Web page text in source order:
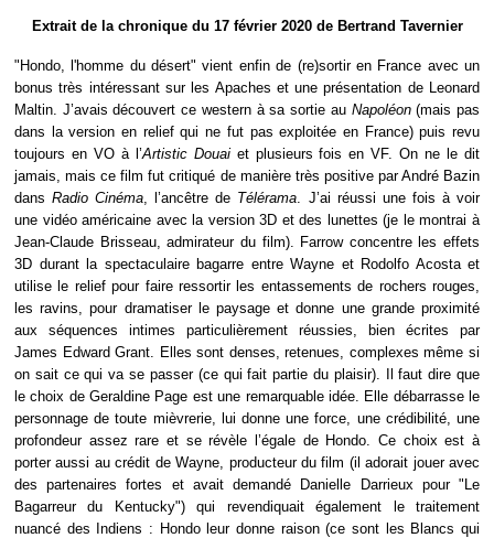
Extrait de la chronique du 17 février 2020 de Bertrand Tavernier
"Hondo, l'homme du désert" vient enfin de (re)sortir en France avec un
bonus très intéressant sur les Apaches et une présentation de Leonard
Maltin. J’avais découvert ce western à sa sortie au Napoléon(mais pas
dans la version en relief qui ne fut pas exploitée en France) puis revu
toujours en VO à l’Artistic Douaiet plusieurs fois en VF. On ne le dit
jamais, mais ce film fut critiqué de manière très positive par André Bazin
dansRadio Cinéma, l’ancêtre de Télérama. J’ai réussi une fois à voir
une vidéo américaine avec la version 3D et des lunettes (je le montrai à
Jean-Claude Brisseau, admirateur du film). Farrow concentre les effets
3D durant la spectaculaire bagarre entre Wayne et Rodolfo Acosta et
utilise le relief pour faire ressortir les entassements de rochers rouges,
les ravins, pour dramatiser le paysage et donne une grande proximité
aux séquences intimes particulièrement réussies, bien écrites par
James Edward Grant. Elles sont denses, retenues, complexes même si
on sait ce qui va se passer (ce qui fait partie du plaisir). Il faut dire que
le choix de Geraldine Page est une remarquable idée. Elle débarrasse le
personnage de toute mièvrerie, lui donne une force, une crédibilité, une
profondeur assez rare et se révèle l’égale de Hondo. Ce choix est à
porter aussi au crédit de Wayne, producteur du film (il adorait jouer avec
des partenaires fortes et avait demandé Danielle Darrieux pour "Le
Bagarreur du Kentucky") qui revendiquait également le traitement
nuancé des Indiens : Hondo leur donne raison (ce sont les Blancs qui